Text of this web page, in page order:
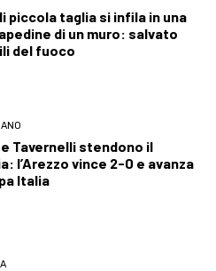
piccola taglia si infila in una
di un muro: salvato
del fuoco
Tavernelli stendono il
l’Arezzo vince 2-0 e avanza
Italia